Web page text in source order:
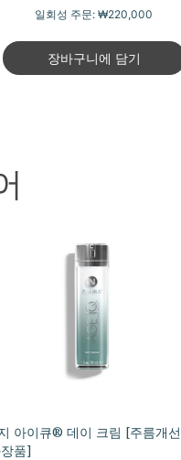
일회성 주문:₩220,000
장바구니에 담기
아이큐® 데이 크림 [주름개
품]